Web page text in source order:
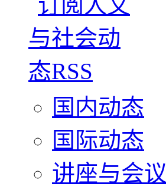
国内动态
国际动态
讲座与会议